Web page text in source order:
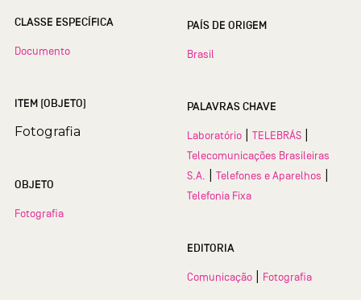
CLASSE ESPECÍFICA
Documento
ITEM (OBJETO)
Fotografia
OBJETO
Fotografia
PAÍS DE ORIGEM
Brasil
PALAVRAS CHAVE
Laboratório TELEBRÁS
Telecomunicações Brasileiras
S.A.
Telefones e Aparelhos
Telefonia Fixa
EDITORIA
Comunicação Fotografia